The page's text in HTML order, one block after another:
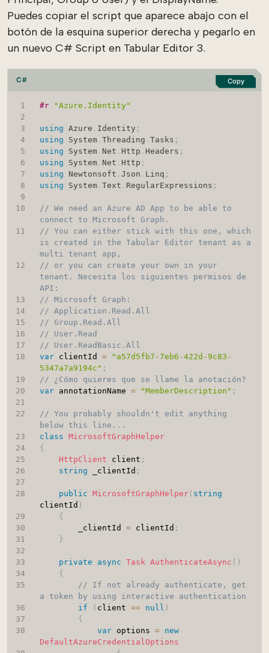
Puedes copiar el script que aparece abajo con el
botón de la esquina superior derecha y pegarlo en
un nuevo C# Script en Tabular Editor 3.
C#
#r "Azure.Identity"
using Azure . Identity ;
using
System. Threading . Tasks ;
using
System. Net . Http . Headers ;
using
System. Net . Http ;
using
Newtonsoft . Json . Linq ;
using
System. Text . RegularExpressions ;
// We need an Azure AD App to be able to
connect to Microsoft Graph.
// You can either stick with this one, which
is created in the Tabular Editor tenant as a
multi tenant app,
// or you can create your own in your
tenant. Necesita los siguientes permisos de
API:
// Microsoft Graph:
// Application.Read.All
// Group.Read.All
// User.Read
// User.ReadBasic.All
var clientId =
"a57d5fb7-7eb6-422d-9c83-
5347a7a9194c" ;
// ¿Cómo quieres que se llame la anotación?
var annotationName = "MemberDescription" ;
// You probably shouldn't edit anything
below this line...
class MicrosoftGraphHelper
{
HttpClient client ;
string _clientId ;
public MicrosoftGraphHelper( string
clientId )
{
        _clientId
= clientId ;
}
private async Task AuthenticateAsync ( )
{
// If not already authenticate, get
a token by using interactive authentication
if
( client == null )
{
var options =
new
DefaultAzureCredentialOptions
Copy